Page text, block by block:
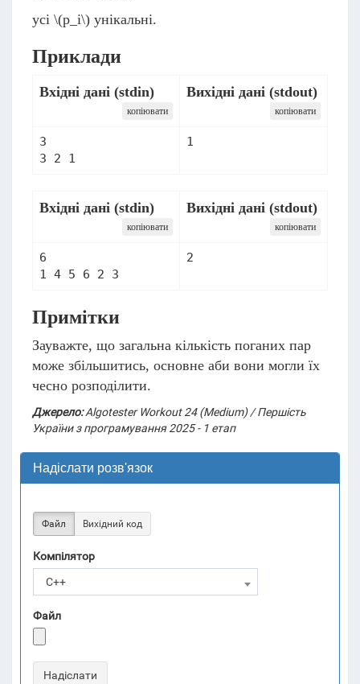
усі \(p_i\) унікальні.
Приклади
Вхідні дані (stdin)
копіювати
Вихідні дані (stdout)
копіювати
3
3 2 1
1
Вхідні дані (stdin)
копіювати
Вихідні дані (stdout)
копіювати
6
1 4 5 6 2 3
2
Примітки
Зауважте, що загальна кількість поганих пар
може збільшитись, основне аби вони могли їх
чесно розподілити.
Джерело:Algotester Workout 24 (Medium) / Першість
України з програмування 2025 - 1 етап
Надіслати розв'язок
Файл Вихідний код
Компілятор
C++
Файл